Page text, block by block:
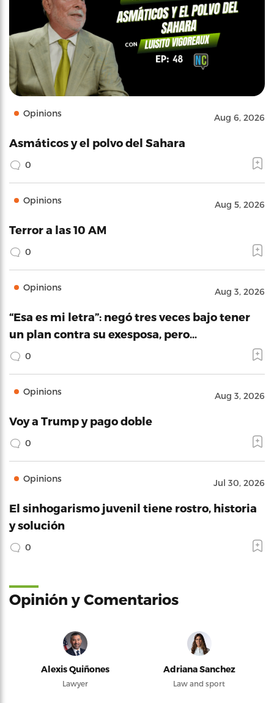
Opinions Aug 6, 2026
Asmáticos y el polvo del Sahara
0
Opinions Aug 5, 2026
Terror a las 10 AM
0
Opinions Aug 3, 2026
“Esa es mi letra”: negó tres veces bajo tener
un plan contra su exesposa, pero…
0
Opinions Aug 3, 2026
Voy a Trump y pago doble
0
Opinions Jul 30, 2026
El sinhogarismo juvenil tiene rostro, historia
y solución
0
Opinión y Comentarios
Alexis Quiñones
Lawyer
Adriana Sanchez
Law and sport